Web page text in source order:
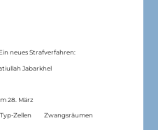
Ein neues Strafverfahren:
Jabarkhel
28. März
Zellen Zwangsräumen